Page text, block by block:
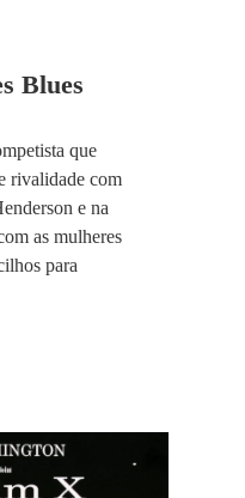
Blues
que
rivalidade com
e na
as mulheres
para